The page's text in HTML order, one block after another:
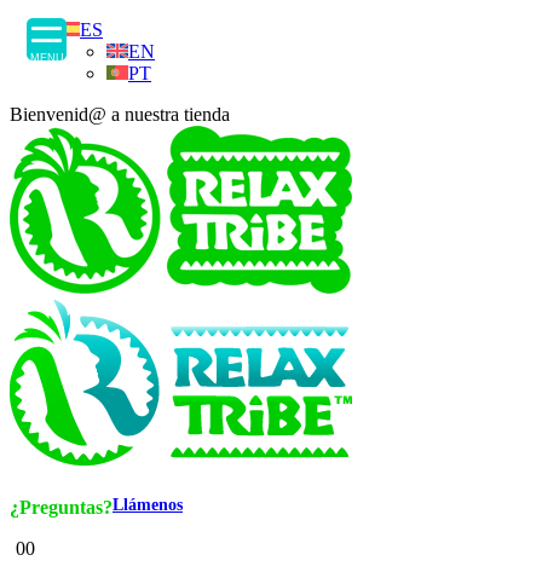
MENU
ES
EN
PT
Bienvenid@ a nuestra tienda
¿Preguntas?Llámenos
00